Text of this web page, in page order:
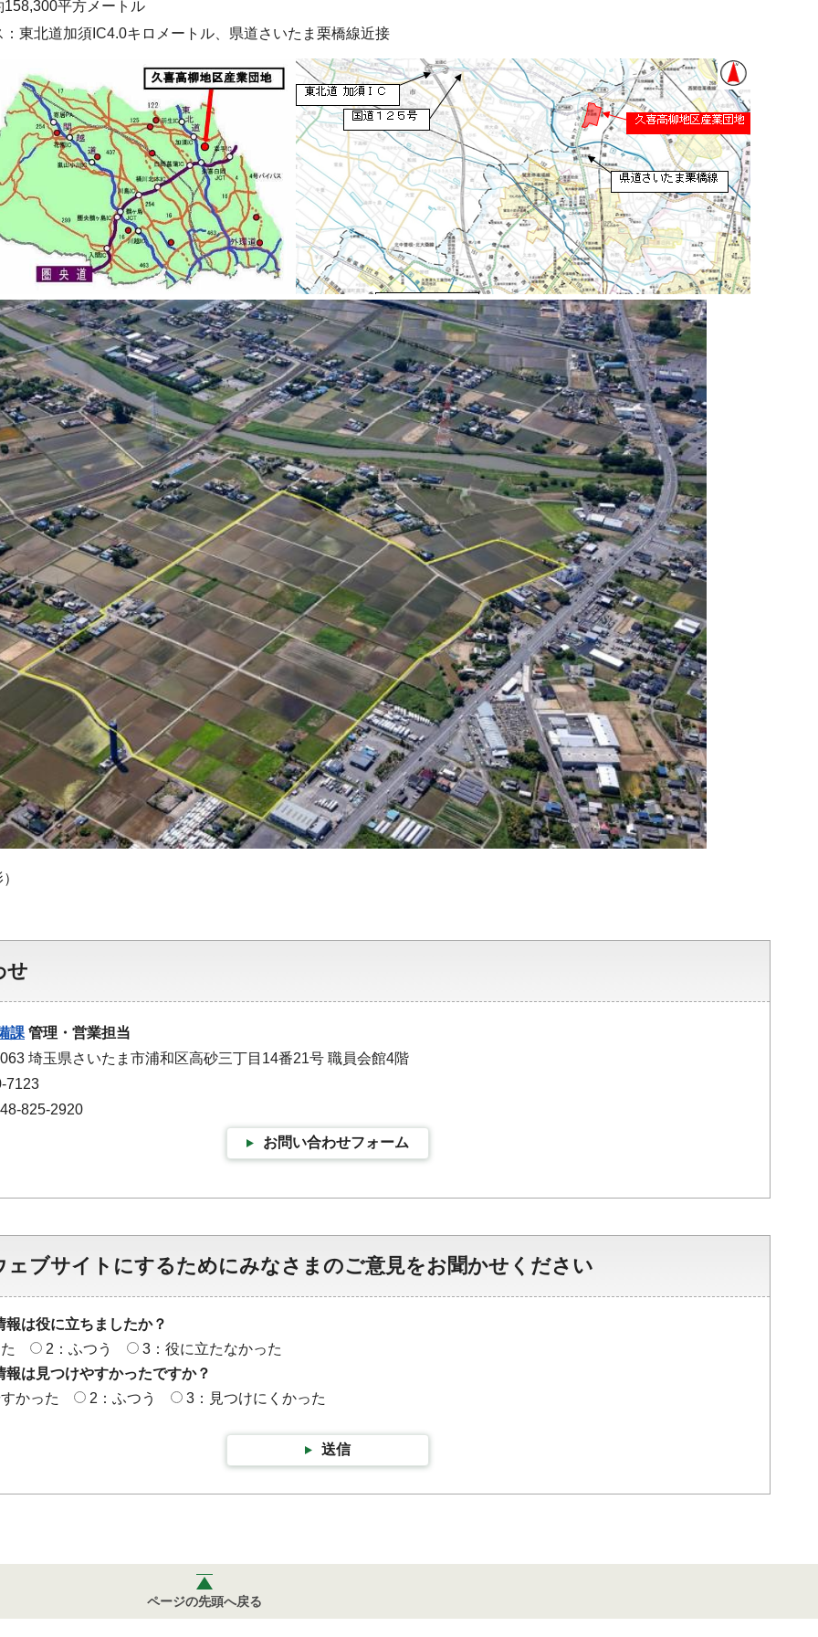
158,300平方メートル
：東北道加須IC4.0キロメートル、県道さいたま栗橋線近接
せ
課 管理・営業担当
埼玉県さいたま市浦和区高砂三丁目14番21号 職員会館4階
7123
825-2920
お問い合わせフォーム
ェブサイトにするためにみなさまのご意見をお聞かせください
報は役に立ちましたか？
2：ふつう
3：役に立たなかった
報は見つけやすかったですか？
かった
2：ふつう 3：見つけにくかった
送信
ページの先頭へ戻る